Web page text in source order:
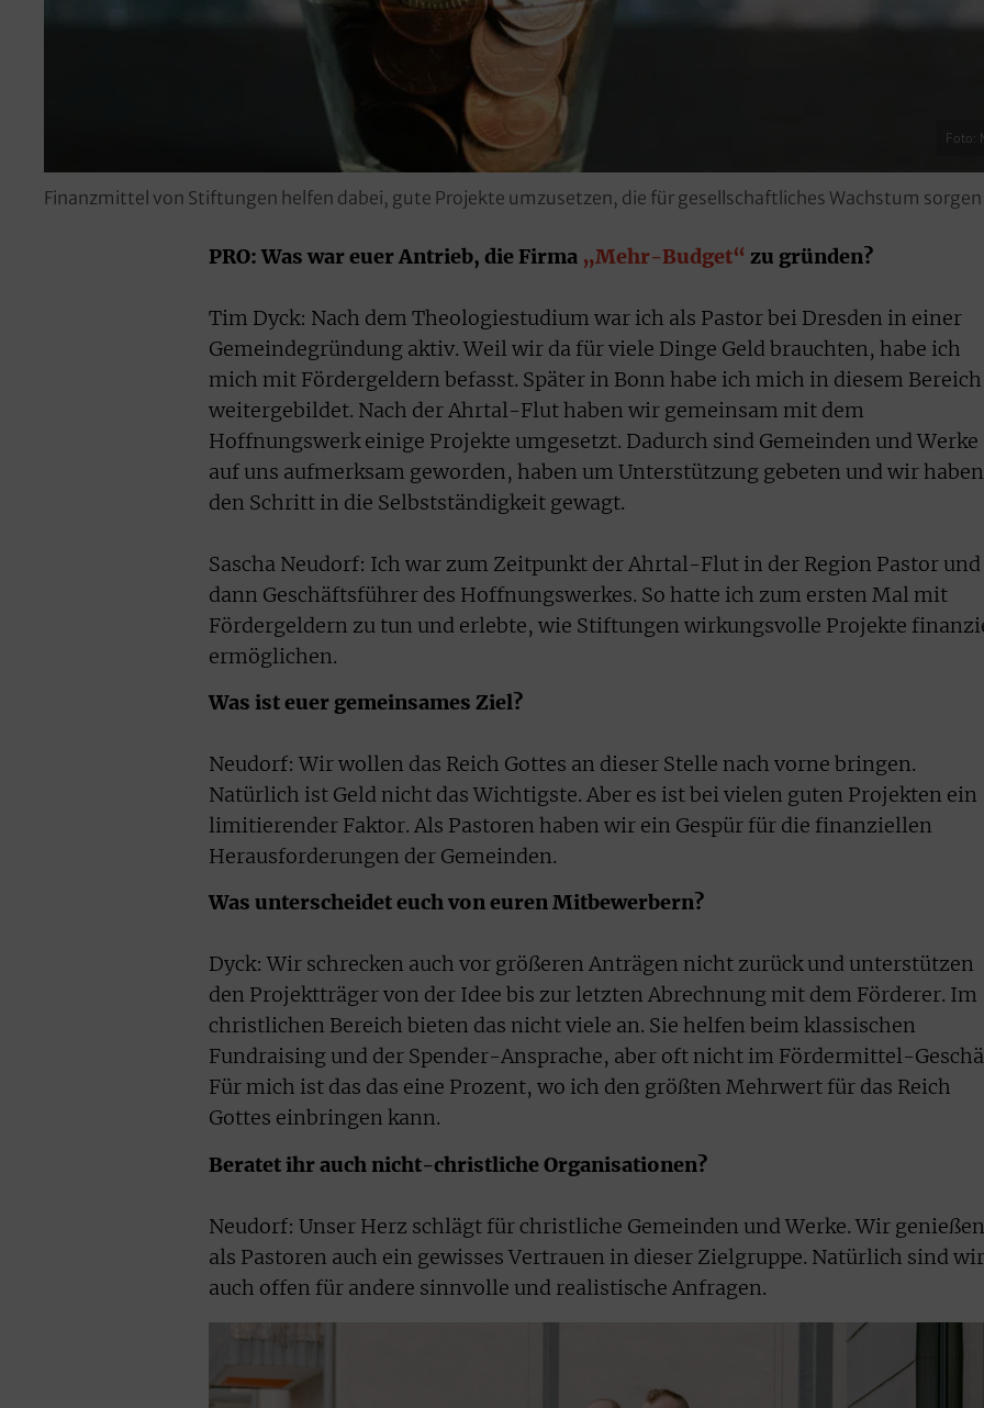
Foto:
Finanzmittel von Stiftungen helfen dabei, gute Projekte umzusetzen, die für gesellschaftliches Wachstum sorgen
PRO: Was war euer Antrieb, die Firma „Mehr-Budget“ zu gründen?
Tim Dyck: Nach dem Theologiestudium war ich als Pastor bei Dresden in einer
Gemeindegründung aktiv. Weil wir da für viele Dinge Geld brauchten, habe ich
mich mit Fördergeldern befasst. Später in Bonn habe ich mich in diesem Bereich
weitergebildet. Nach der Ahrtal-Flut haben wir gemeinsam mit dem
Hoffnungswerk einige Projekte umgesetzt. Dadurch sind Gemeinden und Werke
auf uns aufmerksam geworden, haben um Unterstützung gebeten und wir haben
den Schritt in die Selbstständigkeit gewagt.
Sascha Neudorf: Ich war zum Zeitpunkt der Ahrtal-Flut in der Region Pastor und
dann Geschäftsführer des Hoffnungswerkes. So hatte ich zum ersten Mal mit
Fördergeldern zu tun und erlebte, wie Stiftungen wirkungsvolle Projekte
ermöglichen.
Was ist euer gemeinsames Ziel?
Neudorf: Wir wollen das Reich Gottes an dieser Stelle nach vorne bringen.
Natürlich ist Geld nicht das Wichtigste. Aber es ist bei vielen guten Projekten ein
limitierender Faktor. Als Pastoren haben wir ein Gespür für die finanziellen
Herausforderungen der Gemeinden.
Was unterscheidet euch von euren Mitbewerbern?
Dyck: Wir schrecken auch vor größeren Anträgen nicht zurück und unterstützen
den Projektträger von der Idee bis zur letzten Abrechnung mit dem Förderer. Im
christlichen Bereich bieten das nicht viele an. Sie helfen beim klassischen
Fundraising und der Spender-Ansprache, aber oft nicht im Fördermittel-
Für mich ist das das eine Prozent, wo ich den größten Mehrwert für das Reich
Gottes einbringen kann.
Beratet ihr auch nicht-christliche Organisationen?
Neudorf: Unser Herz schlägt für christliche Gemeinden und Werke. Wir genießen
als Pastoren auch ein gewisses Vertrauen in dieser Zielgruppe. Natürlich sind wir
auch offen für andere sinnvolle und realistische Anfragen.